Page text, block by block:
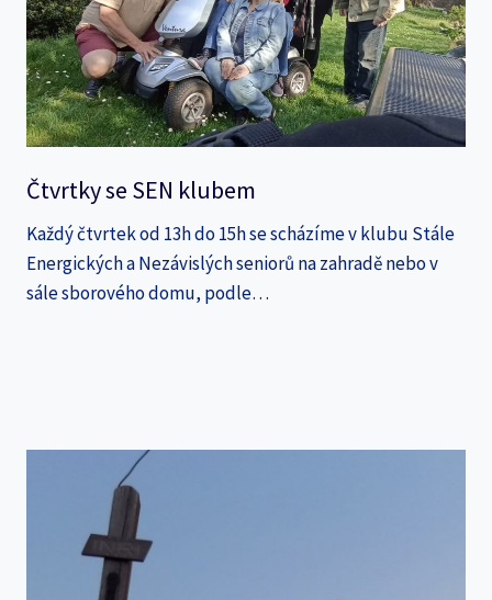
Čtvrtky se SEN klubem
Každý čtvrtek od 13h do 15h se scházíme v klubu Stále
Energických a Nezávislých seniorů na zahradě nebo v
sále sborového domu, podle…